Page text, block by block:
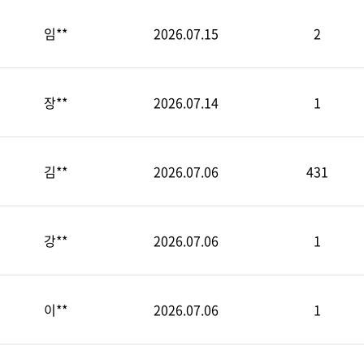
임** 2026.07.15 2
장** 2026.07.14 1
김** 2026.07.06 431
강** 2026.07.06 1
이** 2026.07.06 1